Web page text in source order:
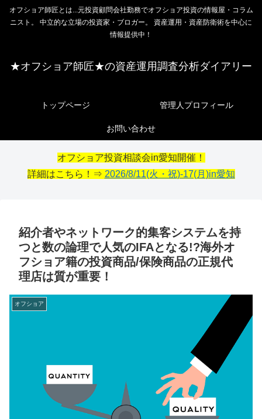
オフショア師匠とは...元投資顧問会社勤務でオフショア投資の情報屋・コラム
ニスト。 中立的な立場の投資家・ブロガー。 資産運用・資産防衛術を中心に
情報提供中！
★オフショア師匠★の資産運用調査分析ダイアリー
トップページ 管理人プロフィール
お問い合わせ
オフショア投資相談会in愛知開催！
詳細はこちら！⇒ 2026/8/11(火・祝)-17(月)in愛知
紹介者やネットワーク的集客システムを持
つと数の論理で人気のIFAとなる!?海外オ
フショア籍の投資商品/保険商品の正規代
理店は質が重要！
オフショア